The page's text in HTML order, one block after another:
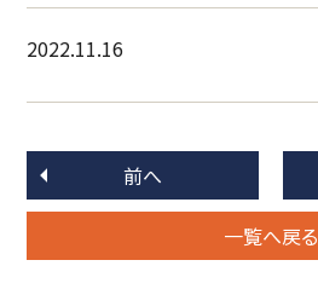
2022.11.16
前へ
一覧へ戻る